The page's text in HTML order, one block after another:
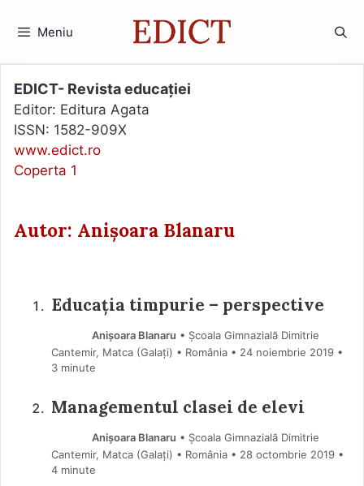
Meniu
EDICT- Revista educației
Editor: Editura Agata
ISSN: 1582-909X
www.edict.ro
Coperta 1
Autor: Anișoara Blanaru
Educația timpurie – perspective
Anișoara Blanaru • Școala Gimnazială Dimitrie
Cantemir, Matca (Galaţi) • România
24 noiembrie 2019 •
3 minute
Managementul clasei de elevi
Anișoara Blanaru • Școala Gimnazială Dimitrie
Cantemir, Matca (Galaţi) • România
28 octombrie 2019 •
4 minute